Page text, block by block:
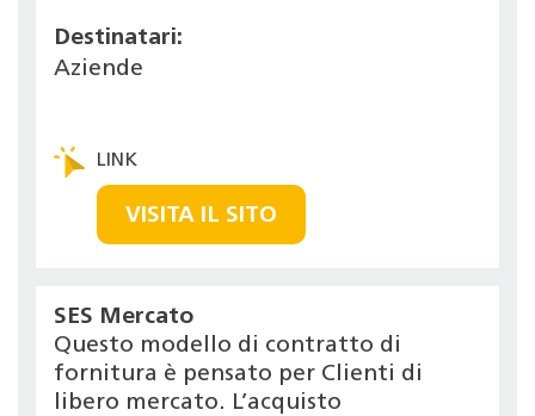
Destinatari:
Aziende
VISITA IL SITO
SES Mercato
Questo modello di contratto di
fornitura è pensato per Clienti di
libero mercato. L’acquisto